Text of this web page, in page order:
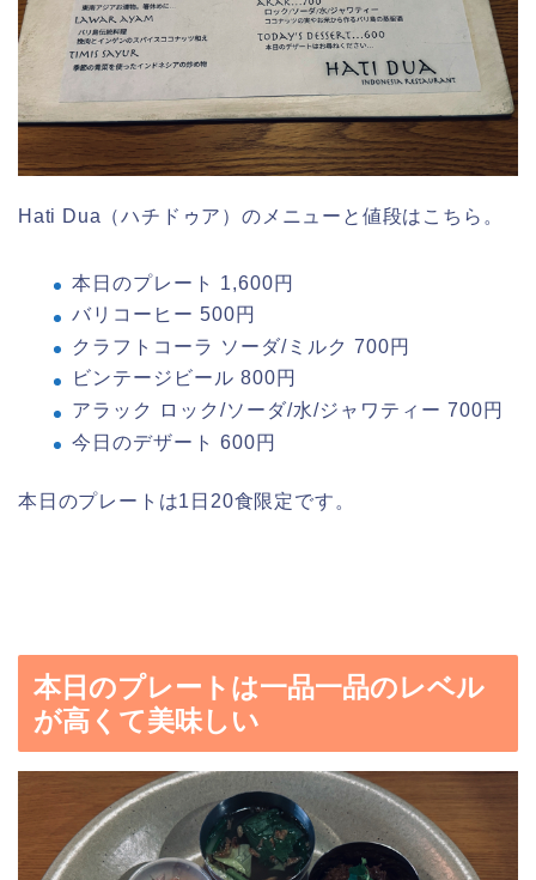
Hati Dua（ハチドゥア）のメニューと値段はこちら。
本日のプレート 1,600円
バリコーヒー 500円
クラフトコーラ ソーダ/ミルク 700円
ビンテージビール 800円
アラック ロック/ソーダ/水/ジャワティー 700円
今日のデザート 600円
本日のプレートは1日20食限定です。
本日のプレートは一品一品のレベル
が高くて美味しい